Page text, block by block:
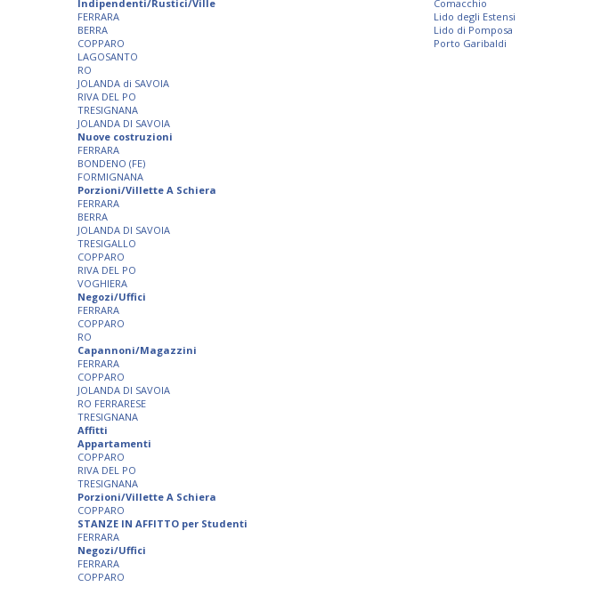
Indipendenti/Rustici/Ville
FERRARA
BERRA
COPPARO
LAGOSANTO
RO
JOLANDA di SAVOIA
RIVA DEL PO
TRESIGNANA
JOLANDA DI SAVOIA
Nuove costruzioni
FERRARA
BONDENO (FE)
FORMIGNANA
Porzioni/Villette A Schiera
FERRARA
BERRA
JOLANDA DI SAVOIA
TRESIGALLO
COPPARO
RIVA DEL PO
VOGHIERA
Negozi/Uffici
FERRARA
COPPARO
RO
Capannoni/Magazzini
FERRARA
COPPARO
JOLANDA DI SAVOIA
RO FERRARESE
TRESIGNANA
Affitti
Appartamenti
COPPARO
RIVA DEL PO
TRESIGNANA
Porzioni/Villette A Schiera
COPPARO
STANZE IN AFFITTO per Studenti
FERRARA
Negozi/Uffici
FERRARA
COPPARO
Comacchio
Lido degli Estensi
Lido di Pomposa
Porto Garibaldi